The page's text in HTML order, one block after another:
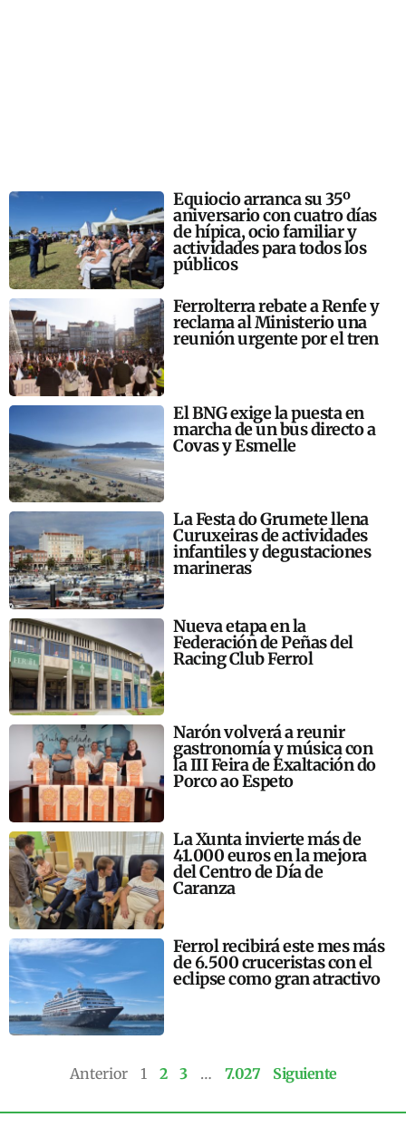
Equiocio arranca su 35º
aniversario con cuatro días
de hípica, ocio familiar y
actividades para todos los
públicos
Ferrolterra rebate a Renfe y
reclama al Ministerio una
reunión urgente por el tren
El BNG exige la puesta en
marcha de un bus directo a
Covas y Esmelle
La Festa do Grumete llena
Curuxeiras de actividades
infantiles y degustaciones
marineras
Nueva etapa en la
Federación de Peñas del
Racing Club Ferrol
Narón volverá a reunir
gastronomía y música con
la III Feira de Exaltación do
Porco ao Espeto
La Xunta invierte más de
41.000 euros en la mejora
del Centro de Día de
Caranza
Ferrol recibirá este mes más
de 6.500 cruceristas con el
eclipse como gran atractivo
Anterior 1 2 3 … 7.027 Siguiente